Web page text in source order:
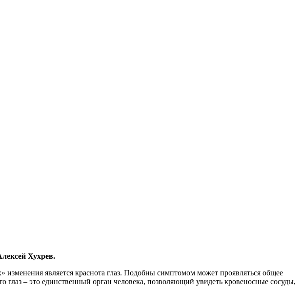
Хухрев.
изменения является краснота глаз. Подобны симптомом может проявляться общее
глаз – это единственный орган человека, позволяющий увидеть кровеносные сосуды,